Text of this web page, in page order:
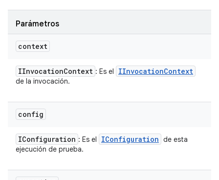
Parámetros
context
IInvocationContext : Es el IInvocationContext
de la invocación.
config
IConfiguration : Es el IConfiguration de esta
ejecución de prueba.